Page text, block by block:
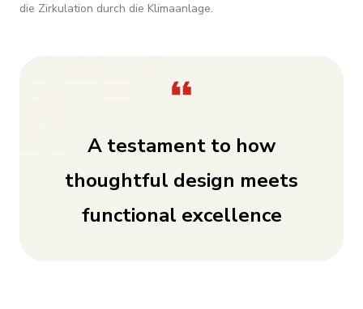
die Zirkulation durch die Klimaanlage.
A testament to how
thoughtful design meets
functional excellence